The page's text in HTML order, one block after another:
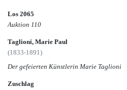
Los 2065
Auktion 110
Taglioni, Marie Paul
(1833-1891)
Der gefeierten Künstlerin Marie Taglioni
Zuschlag